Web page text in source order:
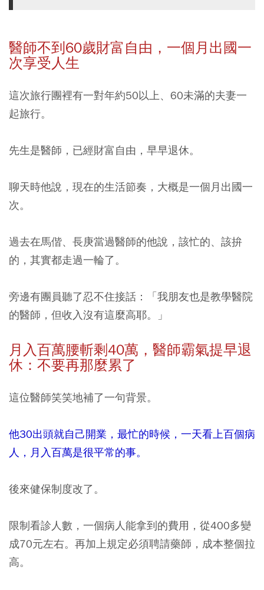
醫師不到60歲財富自由，一個月出國一
次享受人生
這次旅行團裡有一對年約50以上、60未滿的夫妻一
起旅行。
先生是醫師，已經財富自由，早早退休。
聊天時他說，現在的生活節奏，大概是一個月出國一
次。
過去在馬偕、長庚當過醫師的他說，該忙的、該拚
的，其實都走過一輪了。
旁邊有團員聽了忍不住接話：「我朋友也是教學醫院
的醫師，但收入沒有這麼高耶。」
月入百萬腰斬剩40萬，醫師霸氣提早退
休：不要再那麼累了
這位醫師笑笑地補了一句背景。
他30出頭就自己開業， 最忙的時候，一天看上百個病
人， 月入百萬是很平常的事。
後來健保制度改了。
限制看診人數，一個病人能拿到的費用，從400多變
成70元左右。再加上規定必須聘請藥師，成本整個拉
高。